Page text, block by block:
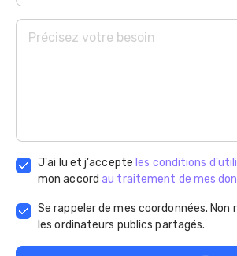
J'ai lu et j'accepte les conditions
mon accordau traitement de mes
Se rappeler de mes coordonnées. Non
les ordinateurs publics partagés.